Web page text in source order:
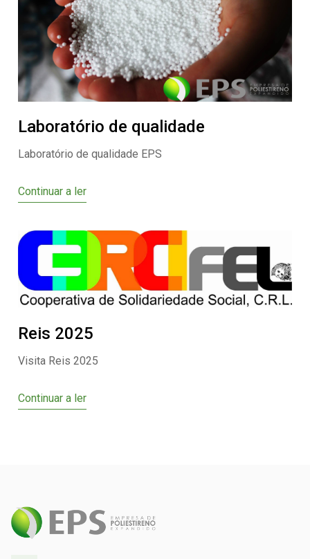
Laboratório de qualidade
Laboratório de qualidade EPS
Continuar a ler
Reis 2025
Visita Reis 2025
Continuar a ler